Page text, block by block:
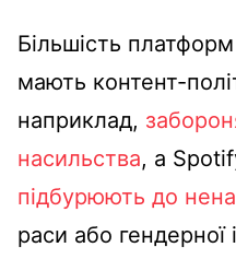
Більшість
мають контент-
наприклад,
насильства, а
підбурюють до
раси або гендерної